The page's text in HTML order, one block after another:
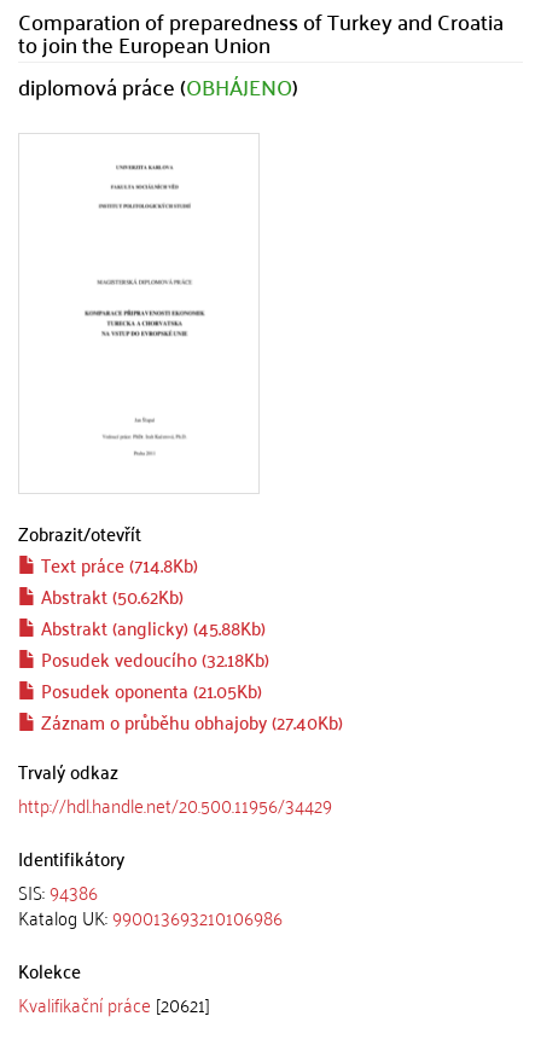
Comparation of preparedness of Turkey and Croatia
to join the European Union
diplomová práce (OBHÁJENO)
Zobrazit/otevřít
Text práce (714.8Kb)
Abstrakt (50.62Kb)
Abstrakt (anglicky) (45.88Kb)
Posudek vedoucího (32.18Kb)
Posudek oponenta (21.05Kb)
Záznam o průběhu obhajoby (27.40Kb)
Trvalý odkaz
http://hdl.handle.net/20.500.11956/34429
Identifikátory
SIS:94386
Katalog UK:990013693210106986
Kolekce
Kvalifikační práce [20621]